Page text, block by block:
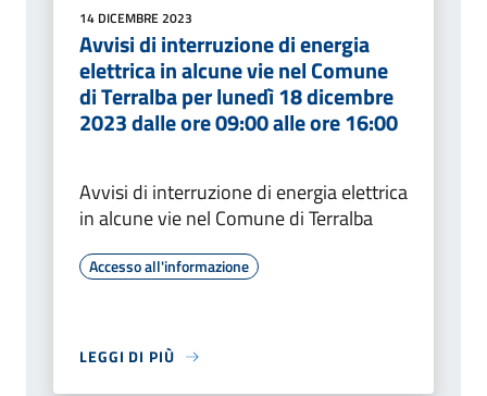
14 DICEMBRE 2023
Avvisi di interruzione di energia
elettrica in alcune vie nel Comune
di Terralba per lunedì 18 dicembre
2023 dalle ore 09:00 alle ore 16:00
Avvisi di interruzione di energia elettrica
in alcune vie nel Comune di Terralba
Accesso all'informazione
LEGGI DI PIÙ